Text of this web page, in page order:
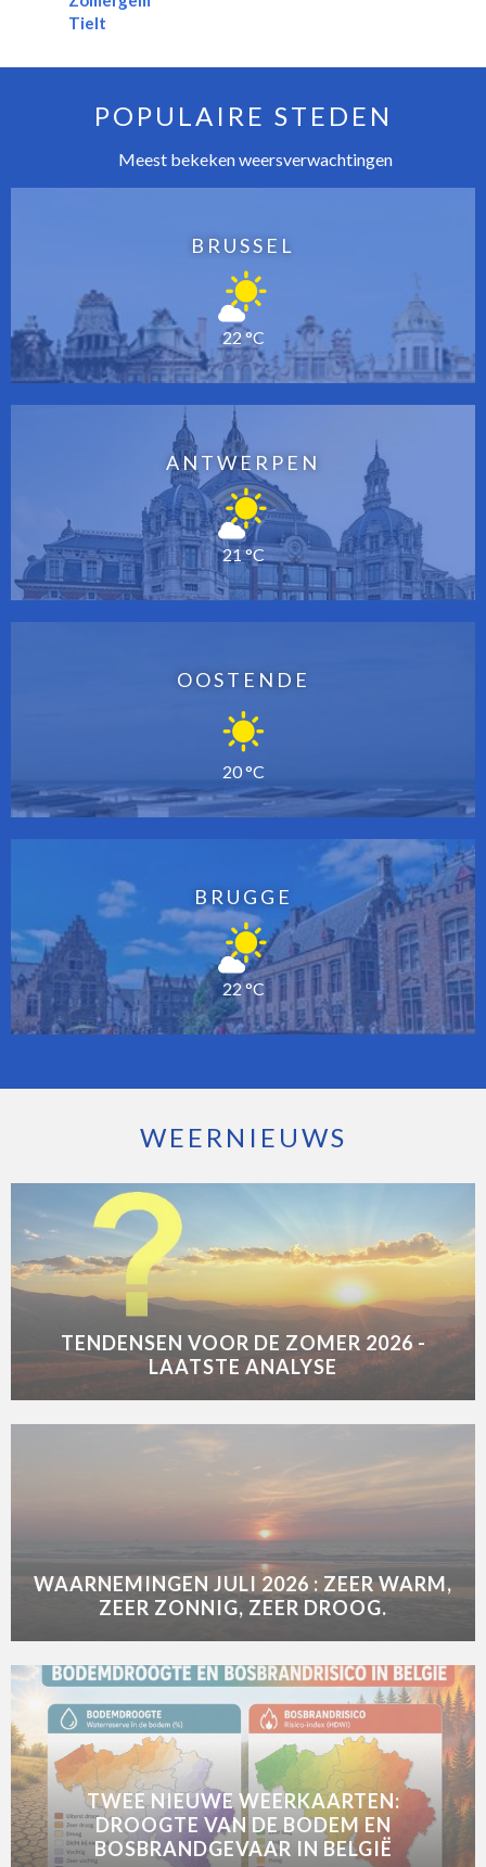
Tielt
POPULAIRE STEDEN
Meest bekeken weersverwachtingen
BRUSSEL
22 °C
ANTWERPEN
21 °C
OOSTENDE
20 °C
BRUGGE
22 °C
WEERNIEUWS
TENDENSEN VOOR DE ZOMER 2026 -
LAATSTE ANALYSE
WAARNEMINGEN JULI 2026 : ZEER WARM,
ZEER ZONNIG, ZEER DROOG.
TWEE NIEUWE WEERKAARTEN:
DROOGTE VAN DE BODEM EN
BOSBRANDGEVAAR IN BELGIË